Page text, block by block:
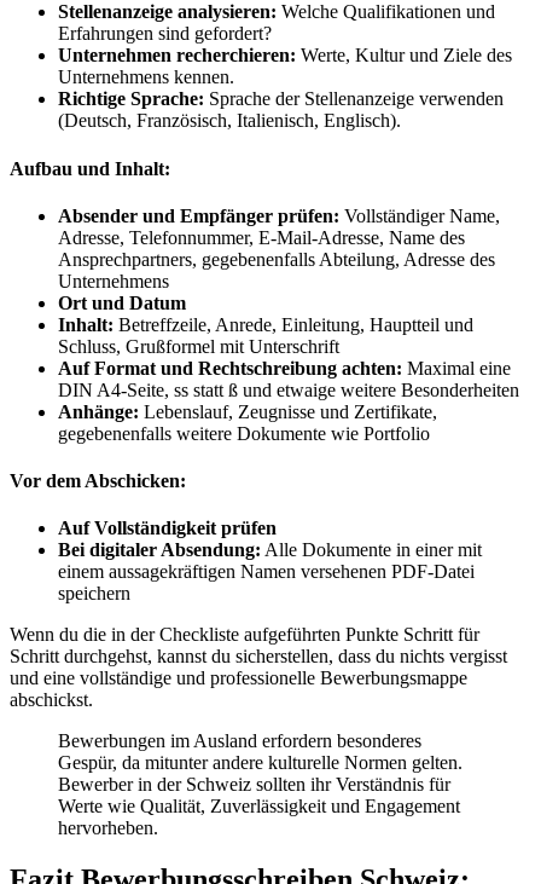
Stellenanzeige analysieren: Welche Qualifikationen und
Erfahrungen sind gefordert?
Unternehmen recherchieren: Werte, Kultur und Ziele des
Unternehmens kennen.
Richtige Sprache: Sprache der Stellenanzeige verwenden
(Deutsch, Französisch, Italienisch, Englisch).
Aufbau und Inhalt:
Absender und Empfänger prüfen: Vollständiger Name,
Adresse, Telefonnummer, E-Mail-Adresse, Name des
Ansprechpartners, gegebenenfalls Abteilung, Adresse des
Unternehmens
Ort und Datum
Inhalt: Betreffzeile, Anrede, Einleitung, Hauptteil und
Schluss, Grußformel mit Unterschrift
Auf Format und Rechtschreibung achten: Maximal eine
DIN A4-Seite, ss statt ß und etwaige weitere Besonderheiten
Anhänge: Lebenslauf, Zeugnisse und Zertifikate,
gegebenenfalls weitere Dokumente wie Portfolio
Vor dem Abschicken:
Auf Vollständigkeit prüfen
Bei digitaler Absendung: Alle Dokumente in einer mit
einem aussagekräftigen Namen versehenen PDF-Datei
speichern
Wenn du die in der Checkliste aufgeführten Punkte Schritt für
Schritt durchgehst, kannst du sicherstellen, dass du nichts vergisst
und eine vollständige und professionelle Bewerbungsmappe
abschickst.
Bewerbungen im Ausland erfordern besonderes
Gespür, da mitunter andere kulturelle Normen gelten.
Bewerber in der Schweiz sollten ihr Verständnis für
Werte wie Qualität, Zuverlässigkeit und Engagement
hervorheben.